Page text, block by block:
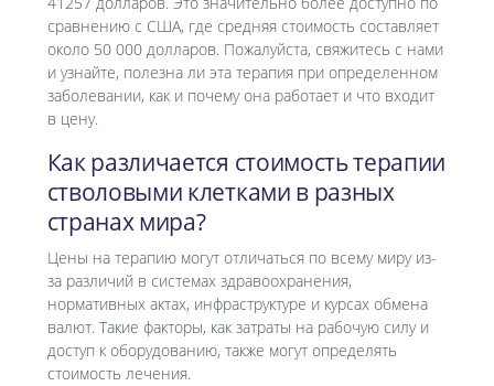
сравнению с США, где средняя стоимость составляет
около 50 000 долларов. Пожалуйста, свяжитесь с нами
и узнайте, полезна ли эта терапия при определенном
заболевании, как и почему она работает и что входит
в цену.
Как различается стоимость терапии
стволовыми клетками в разных
странах мира?
Цены на терапию могут отличаться по всему миру из-
за различий в системах здравоохранения,
нормативных актах, инфраструктуре и курсах обмена
валют. Такие факторы, как затраты на рабочую силу и
доступ к оборудованию, также могут определять
стоимость лечения.